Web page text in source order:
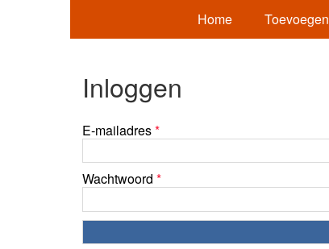
Home Toevoegen
Inloggen
E-mailadres*
Wachtwoord *